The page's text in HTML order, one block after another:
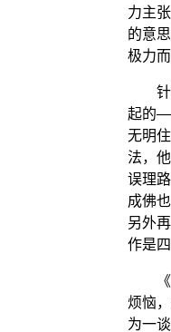
力主
的意
极力
起的
无明
法，
误理
成佛
另外
作是
烦恼
为一